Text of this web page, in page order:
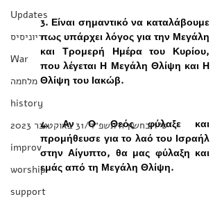
Updates
דיוניסיס
War
מלחמה
history
‏ט״ז בחשון ה׳תשפ״ד/31 באוקטובר 2023
improv
worship
support
3. Είναι σημαντικό να καταλάβουμε
πως υπάρχει λόγος για την Μεγάλη
και Τρομερή Ημέρα του Κυρίου,
που λέγεται Η Μεγάλη Θλίψη και Η
Θλίψη του Ιακώβ.
4. Αν Ο Θεός φύλαξε και
προμήθευσε για το λαό του Ισραήλ
στην Αίγυπτο, θα μας φύλαξη και
εμάς από τη Μεγάλη Θλίψη.